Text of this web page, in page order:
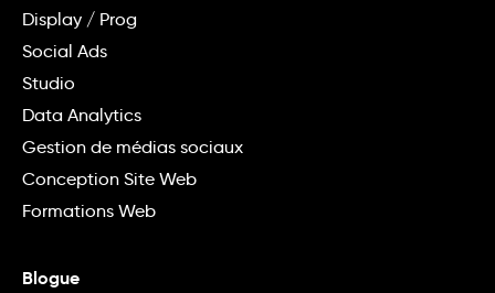
Display / Prog
Social Ads
Studio
Data Analytics
Gestion de médias sociaux
Conception Site Web
Formations Web
Blogue